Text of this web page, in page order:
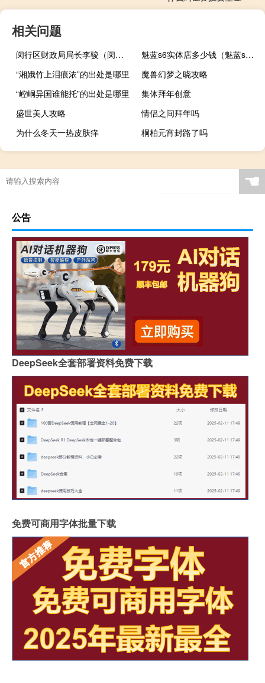
相关问题
闵行区财政局局长李骏（闵行区财政局）
魅蓝s6实体店多少钱（魅蓝s6）
“湘娥竹上泪痕浓”的出处是哪里
魔兽幻梦之晓攻略
“崆峒异国谁能托”的出处是哪里
集体拜年创意
盛世美人攻略
情侣之间拜年吗
为什么冬天一热皮肤痒
桐柏元宵封路了吗
☚
公告
DeepSeek全套部署资料免费下载
免费可商用字体批量下载